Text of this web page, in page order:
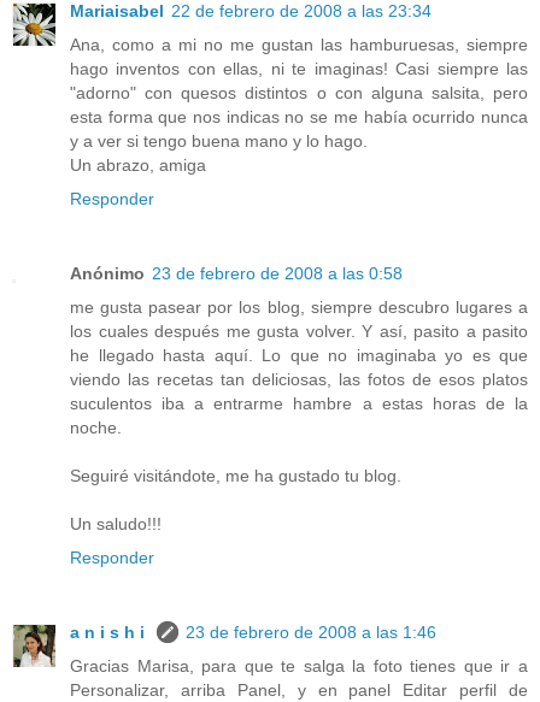
Mariaisabel 22 de febrero de 2008 a las 23:34
Ana, como a mi no me gustan las hamburuesas, siempre
hago inventos con ellas, ni te imaginas! Casi siempre las
"adorno" con quesos distintos o con alguna salsita, pero
esta forma que nos indicas no se me había ocurrido nunca
y a ver si tengo buena mano y lo hago.
Un abrazo, amiga
Responder
Anónimo 23 de febrero de 2008 a las 0:58
me gusta pasear por los blog, siempre descubro lugares a
los cuales después me gusta volver. Y así, pasito a pasito
he llegado hasta aquí. Lo que no imaginaba yo es que
viendo las recetas tan deliciosas, las fotos de esos platos
suculentos iba a entrarme hambre a estas horas de la
noche.
Seguiré visitándote, me ha gustado tu blog.
Un saludo!!!
Responder
a n i s h i
23 de febrero de 2008 a las 1:46
Gracias Marisa, para que te salga la foto tienes que ir a
Personalizar, arriba Panel, y en panel Editar perfil de